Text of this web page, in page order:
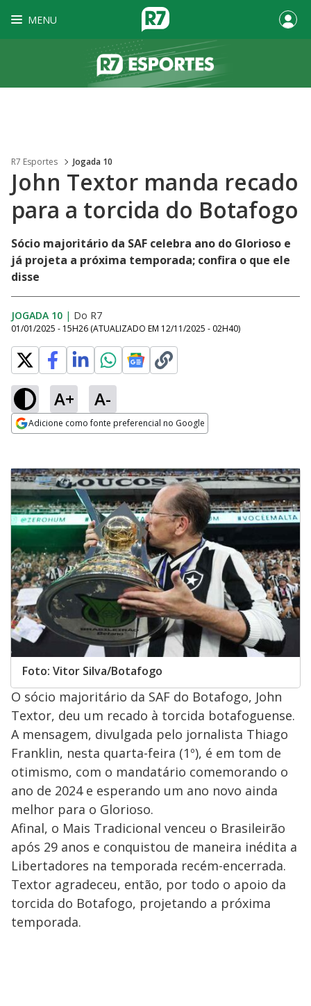
MENU
R7 Esportes Jogada 10
John Textor manda recado
para a torcida do Botafogo
Sócio majoritário da SAF celebra ano do Glorioso e
já projeta a próxima temporada; confira o que ele
disse
JOGADA 10 | Do R7
01/01/2025 - 15H26 (ATUALIZADO EM 12/11/2025 - 02H40)
A+ A-
Adicione como fonte preferencial no Google
Foto: Vitor Silva/Botafogo
O sócio majoritário da SAF do Botafogo, John
Textor, deu um recado à torcida botafoguense.
A mensagem, divulgada pelo jornalista Thiago
Franklin, nesta quarta-feira (1º), é em tom de
otimismo, com o mandatário comemorando o
ano de 2024 e esperando um ano novo ainda
melhor para o Glorioso.
Afinal, o Mais Tradicional venceu o Brasileirão
após 29 anos e conquistou de maneira inédita a
Libertadores na temporada recém-encerrada.
Textor agradeceu, então, por todo o apoio da
torcida do Botafogo, projetando a próxima
temporada.